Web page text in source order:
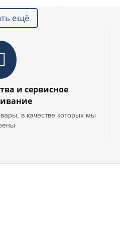
ещё
и сервисное
в качестве которых мы